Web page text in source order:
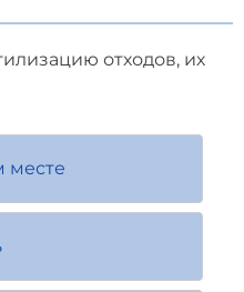
отходов, их
месте